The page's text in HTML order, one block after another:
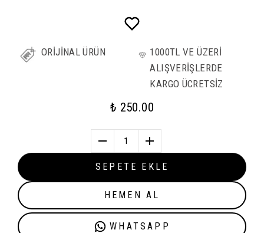
ORİJİNAL ÜRÜN
1000TL VE ÜZERİ
ALIŞVERİŞLERDE
KARGO ÜCRETSİZ
₺ 250.00
1
SEPETE EKLE
HEMEN AL
WHATSAPP